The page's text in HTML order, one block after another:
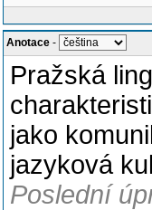
Anotace -
Pražská
jako
jazyková
Poslední